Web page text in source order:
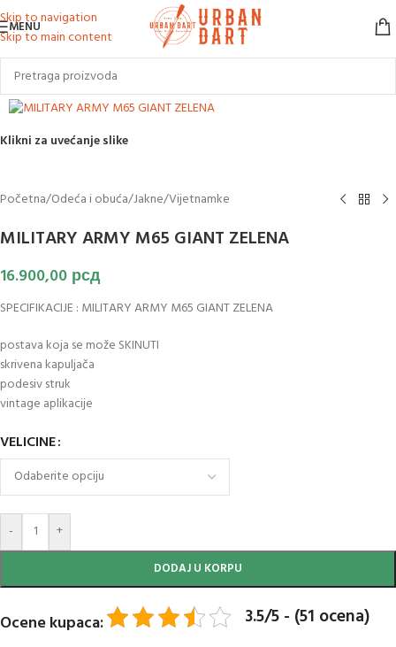
Skip to navigation
Skip to main content
MENU
Klikni za uvećanje slike
Početna/Odeća i obuća/Jakne/Vijetnamke
MILITARY ARMY M65 GIANT ZELENA
16.900,00 рсд
SPECIFIKACIJE : MILITARY ARMY M65 GIANT ZELENA
postava koja se može SKINUTI
skrivena kapuljača
podesiv struk
vintage aplikacije
VELICINE
- +
DODAJ U KORPU
Ocene kupaca: 3.5/5 - (51 ocena)